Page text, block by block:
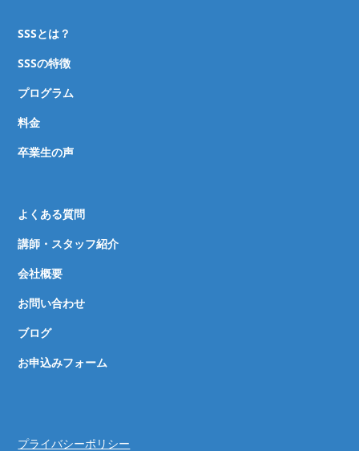
SSSとは？
SSSの特徴
プログラム
料金
卒業生の声
よくある質問
講師・スタッフ紹介
会社概要
お問い合わせ
ブログ
お申込みフォーム
プライバシーポリシー